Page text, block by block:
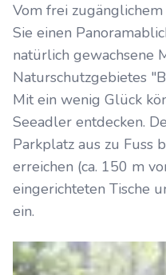
Vom frei
Sie einen
natürlich gewachsene
Naturschutzgebietes
Mit ein wenig Glück
Seeadler entdecken.
Parkplatz aus zu Fuss
erreichen (ca. 150 m
eingerichteten Tische
ein.